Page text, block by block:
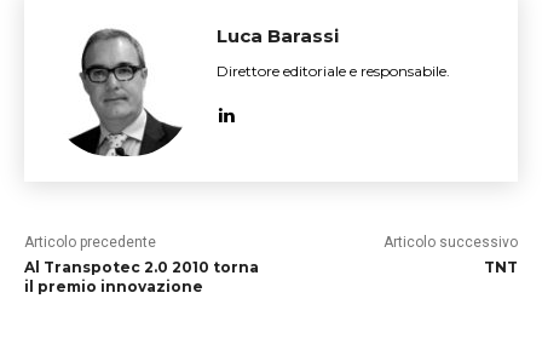
Luca Barassi
Direttore editoriale e responsabile.
Articolo precedente
Al Transpotec 2.0 2010 torna
il premio innovazione
Articolo successivo
TNT